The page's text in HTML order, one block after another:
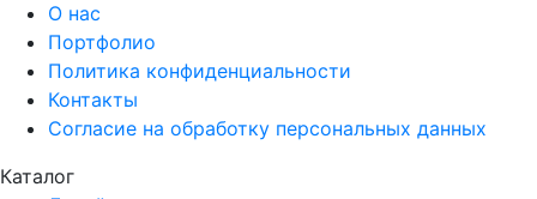
О нас
Портфолио
Политика конфиденциальности
Контакты
Согласие на обработку персональных данных
Каталог